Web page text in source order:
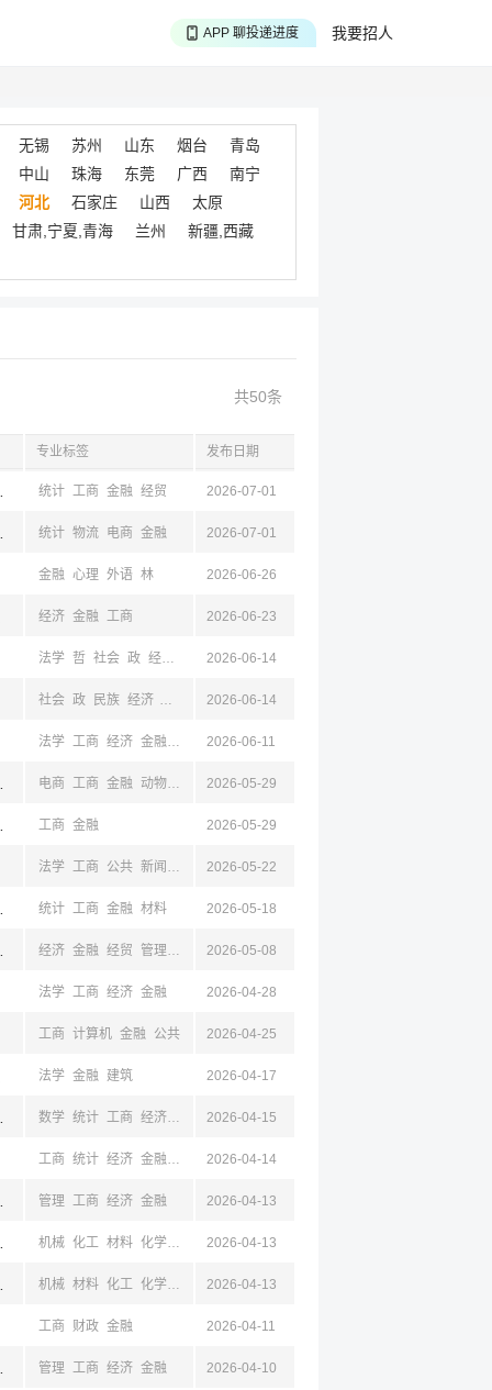
我要招人
APP 聊投递进度
无锡 苏州 山东 烟台
青岛
中山 珠海 东莞 广西
南宁
河北 石家庄 山西
太原
甘肃,宁夏,青海 兰州
新疆,西藏
共50条
专业标签 发布日期
统计 工商 金融 经贸 2026-07-01
统计 物流 电商 金融 2026-07-01
金融 心理 外语 林 2026-06-26
经济 金融 工商 2026-06-23
法学 哲 社会 政 经济 财政 金融 经贸
2026-06-14
社会 政 民族 经济 财政 金融 经贸
2026-06-14
法学 工商 经济 金融 经贸 2026-06-11
电商 工商 金融 动物 物流 计算机
2026-05-29
工商 金融 2026-05-29
法学 工商 公共 新闻 经济 金融 食品
2026-05-22
统计 工商 金融 材料 2026-05-18
经济 金融 经贸 管理 工商 电子 计算机
2026-05-08
法学 工商 经济 金融 2026-04-28
工商 计算机 金融 公共 2026-04-25
法学 金融 建筑 2026-04-17
数学 统计 工商 经济 金融 经贸
2026-04-15
工商 统计 经济 金融 法学 政 管理 财政
2026-04-14
管理 工商 经济 金融 2026-04-13
机械 化工 材料 化学 工商 自动 心理
2026-04-13
机械 材料 化工 化学 环境 安全 工商
2026-04-13
工商 财政 金融 2026-04-11
管理 工商 经济 金融 2026-04-10